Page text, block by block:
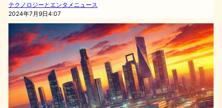
テクノロジーとエンタメニュース
2024年7月9日4:07